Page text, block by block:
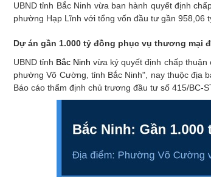
Xây dựng
Emagazine
UBND tỉnh Bắc Ninh vừa ban hành quyết định
phường Hạp Lĩnh với tổng vốn đầu tư gần 958,06
Dự án gần 1.000 tỷ đồng phục vụ thương mại
UBND tỉnh Bắc Ninh vừa ký quyết định chấp
phường Võ Cường, tỉnh Bắc Ninh", nay thuộc địa
Báo cáo thẩm định chủ trương đầu tư số 415/BC-